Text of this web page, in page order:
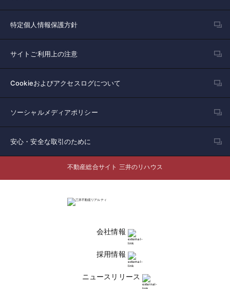
特定個人情報保護方針
サイトご利用上の注意
Cookieおよびアクセスログについて
ソーシャルメディアポリシー
安心・安全な取引のために
不動産総合サイト 三井のリハウス
会社情報
採用情報
ニュースリリース